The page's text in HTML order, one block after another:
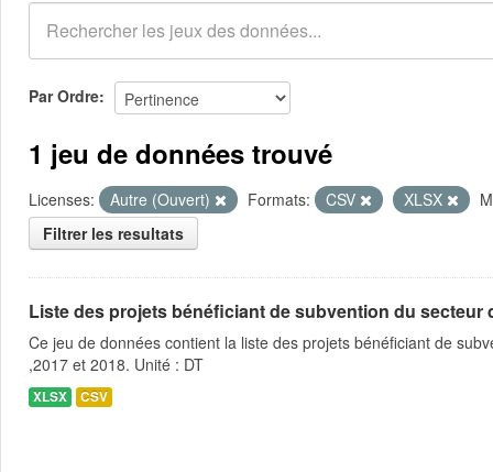
Groupes
Demandes 0
À propos
Par Ordre
1 jeu de données trouvé
Licenses: Autre (Ouvert) Formats: CSV XLSX
Filtrer les resultats
Liste des projets bénéficiant de subvention du secteur
Ce jeu de données contient la liste des projets bénéficiant de
,2017 et 2018. Unité : DT
XLSX CSV